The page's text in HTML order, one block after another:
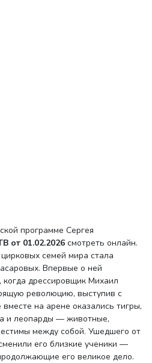
от 01.02.2026 смотреть онлайн.
семей мира стала
Впервые о ней
когда дрессировщик Михаил
революцию, выступив с
на арене оказались тигры,
и леопарды — животные,
между собой. Ушедшего от
его близкие ученики —
его великое дело.